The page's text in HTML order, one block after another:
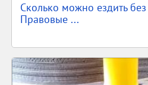
Сколько можно ездить
Правовые ...